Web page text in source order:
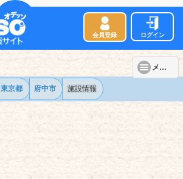
会員登録 ログイン
メニュー
東京都 府中市 施設情報